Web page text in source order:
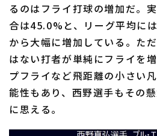
るのはフライ打球の増加だ。
合は45.0%と、リーグ平均に
から大幅に増加している。た
はない打者が単純にフライを
プフライなど飛距離の小さい
能性もあり、西野選手もその
に思える。